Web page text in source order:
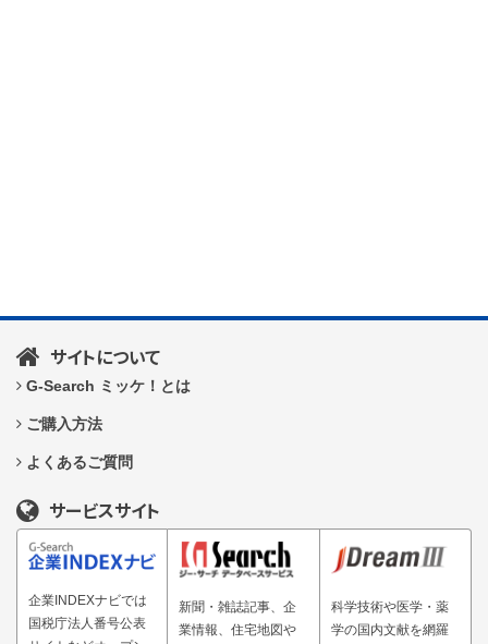
サイトについて
G-Search ミッケ！とは
ご購入方法
よくあるご質問
サービスサイト
企業INDEXナビでは
国税庁法人番号公表
新聞・雑誌記事、企
業情報、住宅地図や
科学技術や医学・薬
学の国内文献を網羅